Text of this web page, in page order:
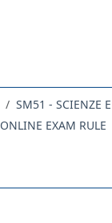
SM51 - SCIENZE
ONLINE EXAM RULE